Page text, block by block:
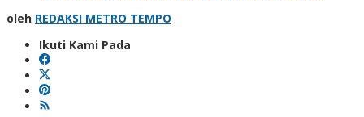
oleh REDAKSI METRO TEMPO
Ikuti Kami Pada